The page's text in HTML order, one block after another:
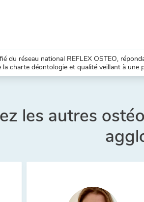
du réseau national REFLEX OSTEO,
charte déontologie et qualité veillant à une
les autres